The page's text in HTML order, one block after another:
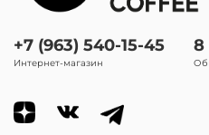
+7 (963) 540-15-45
Интернет-магазин
8